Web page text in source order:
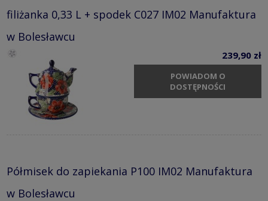
filiżanka 0,33 L + spodek C027 IM02 Manufaktura
w Bolesławcu
239,90 zł
POWIADOM O
DOSTĘPNOŚCI
Półmisek do zapiekania P100 IM02 Manufaktura
w Bolesławcu